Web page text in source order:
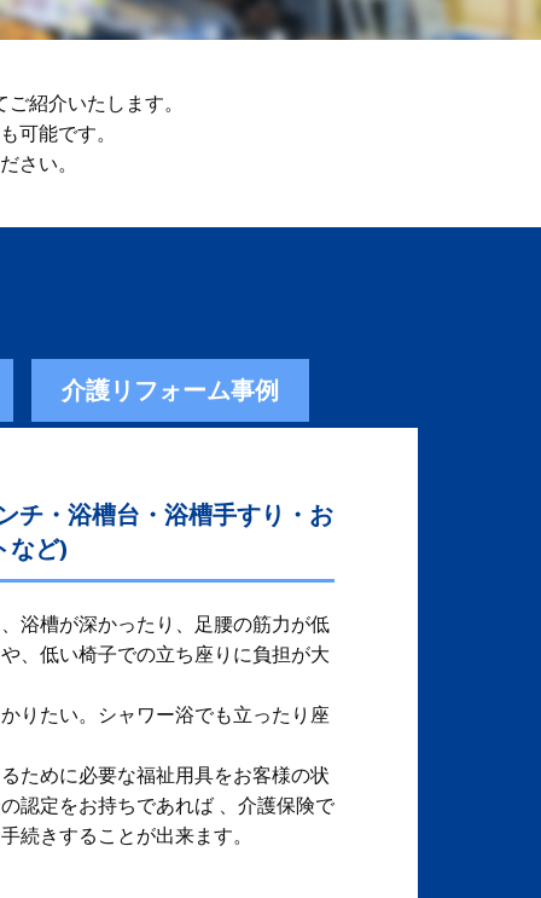
紹介いたします。
可能です。
さい。
介護リフォーム事例
チ・浴槽台・浴槽手すり・お
など)
浴槽が深かったり、足腰の筋力が低
、低い椅子での立ち座りに負担が大
りたい。シャワー浴でも立ったり座
ために必要な福祉用具をお客様の状
認定をお持ちであれば 、介護保険で
続きすることが出来ます。